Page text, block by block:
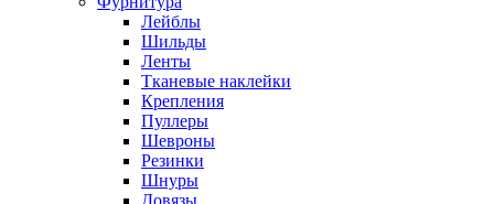
Лейблы
Шильды
Ленты
Тканевые наклейки
Крепления
Пуллеры
Шевроны
Резинки
Шнуры
Довязы